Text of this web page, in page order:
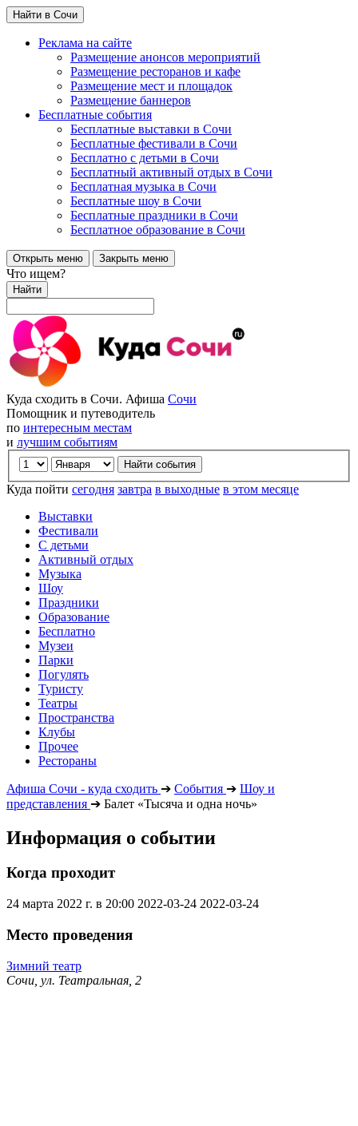
Найти в Сочи
Реклама на сайте
Размещение анонсов мероприятий
Размещение ресторанов и кафе
Размещение мест и площадок
Размещение баннеров
Бесплатные события
Бесплатные выставки в Сочи
Бесплатные фестивали в Сочи
Бесплатно с детьми в Сочи
Бесплатный активный отдых в Сочи
Бесплатная музыка в Сочи
Бесплатные шоу в Сочи
Бесплатные праздники в Сочи
Бесплатное образование в Сочи
Открыть меню Закрыть меню
Что ищем?
Найти
Куда сходить в Сочи. Афиша Сочи
Помощник и путеводитель
по интересным местам
и лучшим событиям
Куда пойти сегодня завтра в выходные в этом месяце
Выставки
Фестивали
С детьми
Активный отдых
Музыка
Шоу
Праздники
Образование
Бесплатно
Музеи
Парки
Погулять
Туристу
Театры
Пространства
Клубы
Прочее
Рестораны
Афиша Сочи - куда сходить ➔ События ➔ Шоу и
представления ➔ Балет «Тысяча и одна ночь»
Информация о событии
Когда проходит
24 марта 2022 г. в 20:00 2022-03-24 2022-03-24
Место проведения
Зимний театр
Сочи, ул. Театральная, 2